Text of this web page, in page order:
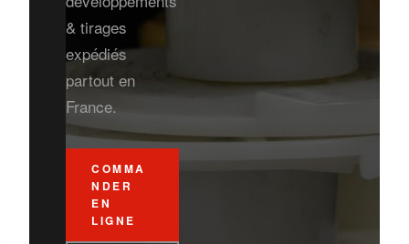
& tirages
expédiés
partout en
France.
COMMA
NDER
EN
LIGNE